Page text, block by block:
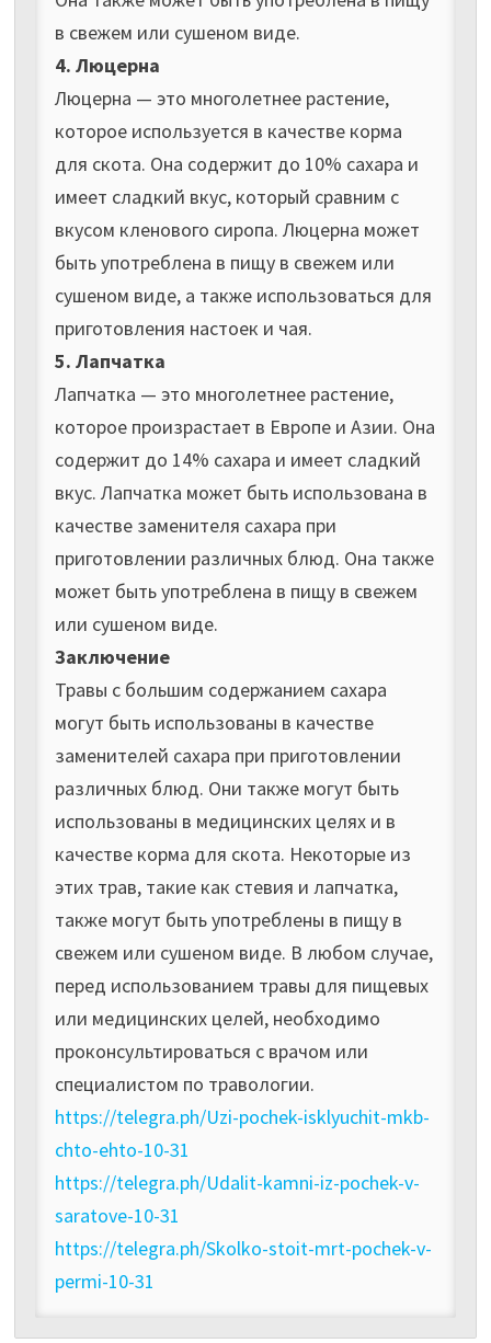
в свежем или сушеном виде.
4. Люцерна
Люцерна — это многолетнее растение,
которое используется в качестве корма
для скота. Она содержит до 10% сахара и
имеет сладкий вкус, который сравним с
вкусом кленового сиропа. Люцерна может
быть употреблена в пищу в свежем или
сушеном виде, а также использоваться для
приготовления настоек и чая.
5. Лапчатка
Лапчатка — это многолетнее растение,
которое произрастает в Европе и Азии. Она
содержит до 14% сахара и имеет сладкий
вкус. Лапчатка может быть использована в
качестве заменителя сахара при
приготовлении различных блюд. Она также
может быть употреблена в пищу в свежем
или сушеном виде.
Заключение
Травы с большим содержанием сахара
могут быть использованы в качестве
заменителей сахара при приготовлении
различных блюд. Они также могут быть
использованы в медицинских целях и в
качестве корма для скота. Некоторые из
этих трав, такие как стевия и лапчатка,
также могут быть употреблены в пищу в
свежем или сушеном виде. В любом случае,
перед использованием травы для пищевых
или медицинских целей, необходимо
проконсультироваться с врачом или
специалистом по травологии.
https://telegra.ph/Uzi-pochek-isklyuchit-mkb-
chto-ehto-10-31
https://telegra.ph/Udalit-kamni-iz-pochek-v-
saratove-10-31
https://telegra.ph/Skolko-stoit-mrt-pochek-v-
permi-10-31